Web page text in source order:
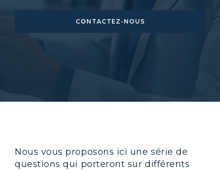
CONTACTEZ-NOUS
Nous vous proposons ici une série de
questions qui porteront sur différents